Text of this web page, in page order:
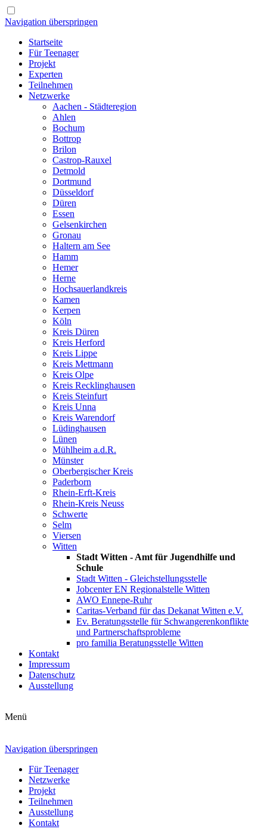
Navigation überspringen
Startseite
Für Teenager
Projekt
Experten
Teilnehmen
Netzwerke
Aachen - Städteregion
Ahlen
Bochum
Bottrop
Brilon
Castrop-Rauxel
Detmold
Dortmund
Düsseldorf
Düren
Essen
Gelsenkirchen
Gronau
Haltern am See
Hamm
Hemer
Herne
Hochsauerlandkreis
Kamen
Kerpen
Köln
Kreis Düren
Kreis Herford
Kreis Lippe
Kreis Mettmann
Kreis Olpe
Kreis Recklinghausen
Kreis Steinfurt
Kreis Unna
Kreis Warendorf
Lüdinghausen
Lünen
Mühlheim a.d.R.
Münster
Oberbergischer Kreis
Paderborn
Rhein-Erft-Kreis
Rhein-Kreis Neuss
Schwerte
Selm
Viersen
Witten
Stadt Witten - Amt für Jugendhilfe und
Schule
Stadt Witten - Gleichstellungsstelle
Jobcenter EN Regionalstelle Witten
AWO Ennepe-Ruhr
Caritas-Verband für das Dekanat Witten e.V.
Ev. Beratungsstelle für Schwangerenkonflikte
und Partnerschaftsprobleme
pro familia Beratungsstelle Witten
Kontakt
Impressum
Datenschutz
Ausstellung
Menü
Navigation überspringen
Für Teenager
Netzwerke
Projekt
Teilnehmen
Ausstellung
Kontakt